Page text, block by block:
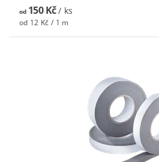
od150 Kč/ ks
od 12 Kč / 1 m